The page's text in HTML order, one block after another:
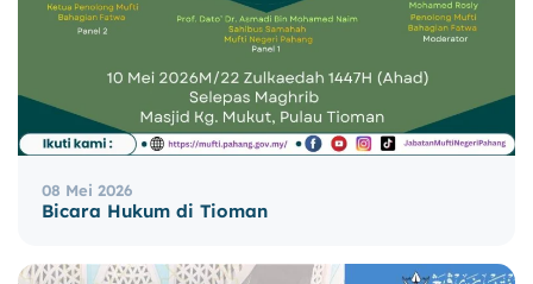
08 Mei 2026
Bicara Hukum di Tioman